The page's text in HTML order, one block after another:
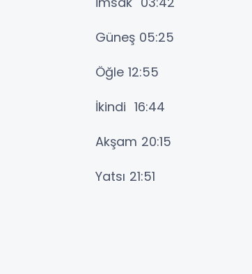
Güneş 05:25
Öğle 12:55
İkindi 16:44
Akşam 20:15
Yatsı 21:51